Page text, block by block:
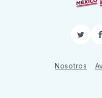
Twitter
Nosotros